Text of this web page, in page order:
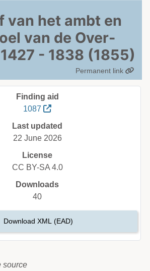
van het ambt en
van de Over-
- 1838 (1855)
Permanent link
source
Finding aid
1087
Last updated
22 June 2026
License
CC BY-SA 4.0
Downloads
40
Download XML (EAD)